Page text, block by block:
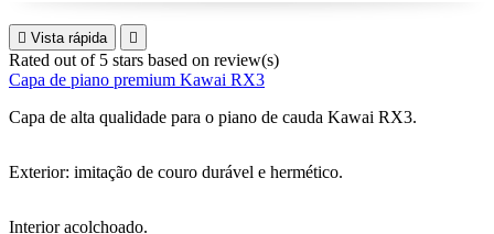
 Vista rápida 
Rated out of 5 stars based on review(s)
Capa de piano premium Kawai RX3
Capa de alta qualidade para o piano de cauda Kawai RX3.
Exterior: imitação de couro durável e hermético.
Interior acolchoado.